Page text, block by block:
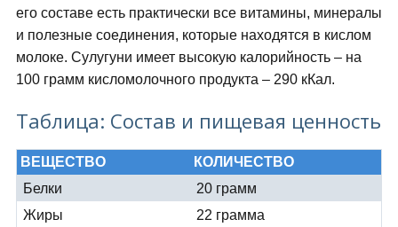
его составе есть практически все витамины, минералы
и полезные соединения, которые находятся в кислом
молоке. Сулугуни имеет высокую калорийность – на
100 грамм кисломолочного продукта – 290 кКал.
Таблица: Состав и пищевая ценность
ВЕЩЕСТВО
КОЛИЧЕСТВО
Белки
20 грамм
Жиры
22 грамма